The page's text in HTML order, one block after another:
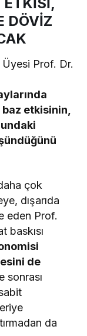
DÖVİZ
Prof. Dr.
etkisinin,
çok
dışarıda
eden Prof.
baskısı
de
sonrası
da